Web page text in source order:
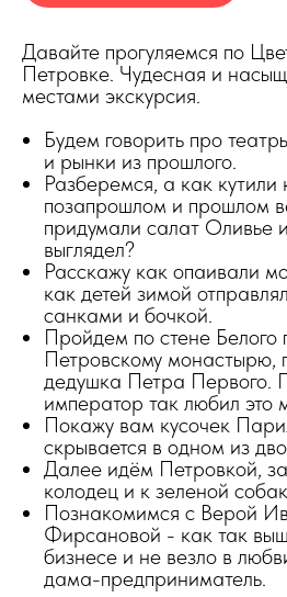
Давайте прогуляемся по
Петровке. Чудесная и
местами экскурсия.
Будем говорить про
и рынки из прошлого.
Разберемся, а как кутили
позапрошлом и прошлом
придумали салат Оливье
выглядел?
Расскажу как опаивали
как детей зимой
санками и бочкой.
Пройдем по стене Белого
Петровскому монастырю,
дедушка Петра Первого.
император так любил это
Покажу вам кусочек
скрывается в одном из
Далее идём Петровкой,
колодец и к зеленой
Познакомимся с Верой
Фирсановой - как так
бизнесе и не везло в
дама-предприниматель.